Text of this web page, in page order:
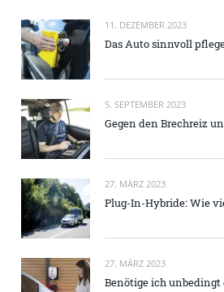
11. DEZEMBER 2023
Das Auto sinnvoll
5. SEPTEMBER 2023
Gegen den Brechreiz
27. MÄRZ 2023
Plug-In-Hybride: Wie
27. MÄRZ 2023
Benötige ich unbedingt